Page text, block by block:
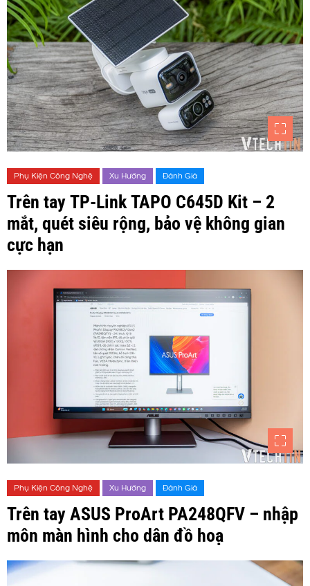
Phụ Kiện Công Nghệ Xu Hướng Đánh Giá
Trên tay TP-Link TAPO C645D Kit – 2
mắt, quét siêu rộng, bảo vệ không gian
cực hạn
Phụ Kiện Công Nghệ Xu Hướng Đánh Giá
Trên tay ASUS ProArt PA248QFV – nhập
môn màn hình cho dân đồ hoạ